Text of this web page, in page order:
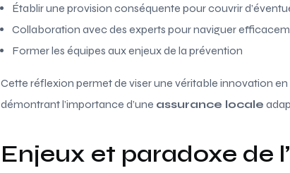
Établir une provision conséquente pour couvrir
Collaboration avec des experts pour naviguer
Former les équipes aux enjeux de la prévention
Cette réflexion permet de viser une véritable innovation en
démontrant l’importance d’une assurance locale
Enjeux et paradoxe de